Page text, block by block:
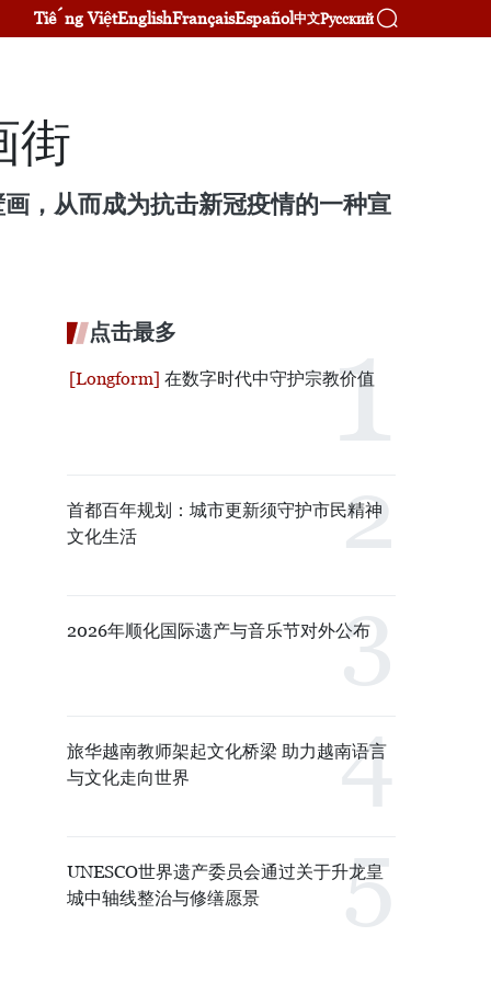
Tiếng ViệtEnglishFrançaisEspañol中文Русский
街
，从而成为抗击新冠疫情的一种宣
点击最多
在数字时代中守护宗教价值
首都百年规划：城市更新须守护市民精神
文化生活
2026年顺化国际遗产与音乐节对外公布
旅华越南教师架起文化桥梁 助力越南语言
与文化走向世界
UNESCO世界遗产委员会通过关于升龙皇
城中轴线整治与修缮愿景